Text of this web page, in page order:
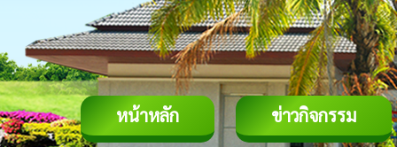
หน้าหลัก ข่าวกิจกรรม